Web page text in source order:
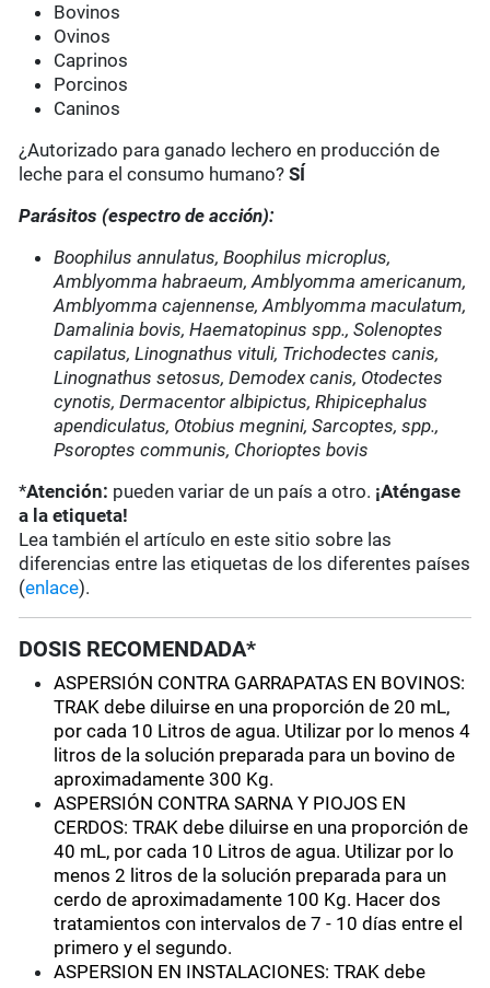
Bovinos
Ovinos
Caprinos
Porcinos
Caninos
¿Autorizado para ganado lechero en producción de
leche para el consumo humano?SÍ
Parásitos (espectro de acción):
Boophilus annulatus, Boophilus microplus,
Amblyomma habraeum, Amblyomma americanum,
Amblyomma cajennense, Amblyomma maculatum,
Damalinia bovis, Haematopinus spp., Solenoptes
capilatus, Linognathus vituli, Trichodectes canis,
Linognathus setosus, Demodex canis, Otodectes
cynotis, Dermacentor albipictus, Rhipicephalus
apendiculatus, Otobius megnini, Sarcoptes, spp.,
Psoroptes communis, Chorioptes bovis
*Atención: pueden variar de un país a otro. ¡Aténgase
a la etiqueta!
Lea también el artículo en este sitio sobre las
diferencias entre las etiquetas de los diferentes países
(enlace).
DOSIS RECOMENDADA*
ASPERSIÓN CONTRA GARRAPATAS EN BOVINOS:
TRAK debe diluirse en una proporción de 20 mL,
por cada 10 Litros de agua. Utilizar por lo menos 4
litros de la solución preparada para un bovino de
aproximadamente 300 Kg.
ASPERSIÓN CONTRA SARNA Y PIOJOS EN
CERDOS: TRAK debe diluirse en una proporción de
40 mL, por cada 10 Litros de agua. Utilizar por lo
menos 2 litros de la solución preparada para un
cerdo de aproximadamente 100 Kg. Hacer dos
tratamientos con intervalos de 7 - 10 días entre el
primero y el segundo.
ASPERSION EN INSTALACIONES: TRAK debe